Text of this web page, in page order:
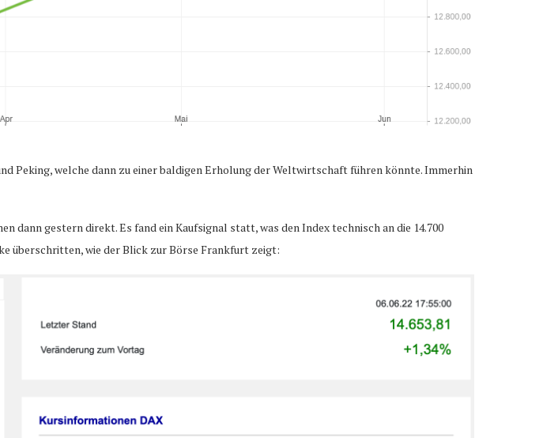
Peking, welche dann zu einer baldigen Erholung der Weltwirtschaft führen könnte. Immerhin
dann gestern direkt. Es fand ein Kaufsignal statt, was den Index technisch an die 14.700
überschritten, wie der Blick zur Börse Frankfurt zeigt: